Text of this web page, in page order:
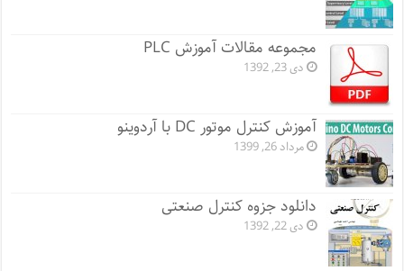
مجموعه مقالات آموزش PLC
دی 23, 1392
آموزش کنترل موتور DC با آردوینو
مرداد 26, 1399
دانلود جزوه کنترل صنعتی
دی 22, 1392